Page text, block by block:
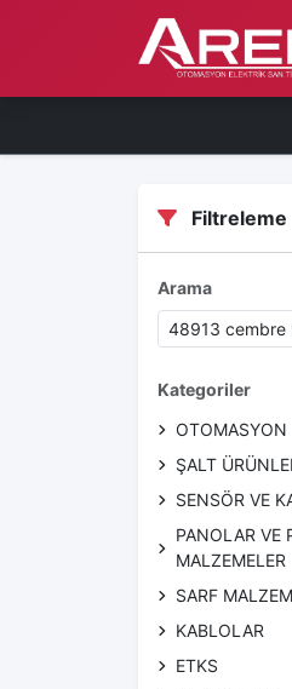
Filtreleme
Arama
Kategoriler
OTOMASYON
ŞALT
SENSÖR VE
PANOLAR VE
MALZEMELER
SARF
KABLOLAR
ETKS